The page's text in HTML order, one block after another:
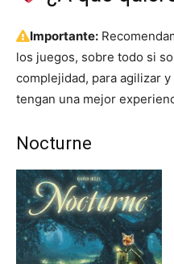
Importante:
los juegos, sobre todo si
complejidad, para agilizar
tengan una mejor
Nocturne